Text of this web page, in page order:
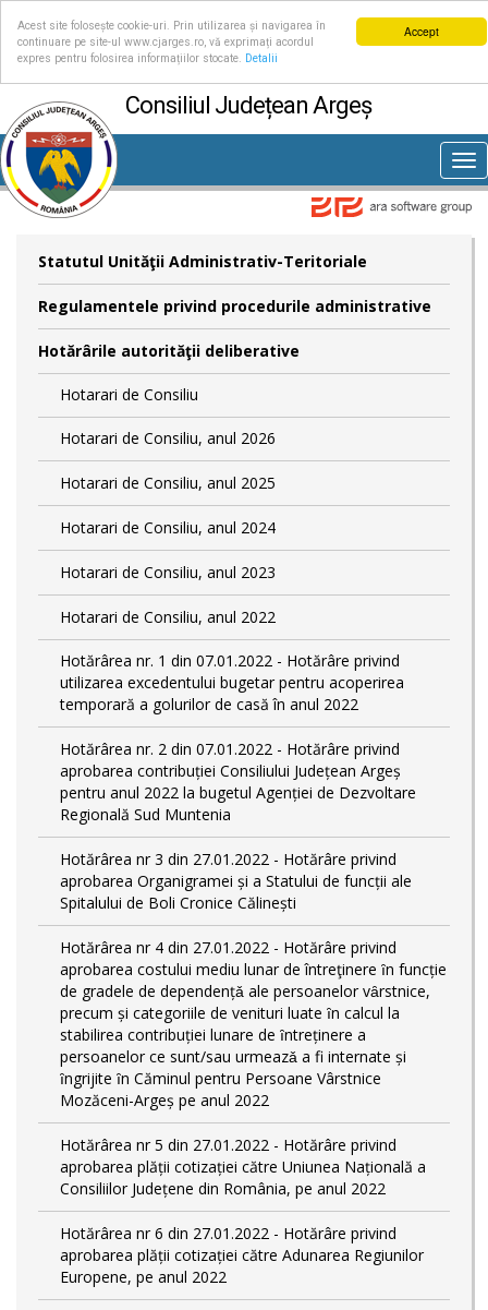
Accept
Acest site folosește cookie-uri. Prin utilizarea și navigarea în
continuare pe site-ul www.cjarges.ro, vă exprimați acordul
expres pentru folosirea informațiilor stocate.
Detalii
Consiliul Județean Argeș
Statutul Unităţii Administrativ-Teritoriale
Regulamentele privind procedurile administrative
Hotărârile autorităţii deliberative
Hotarari de Consiliu
Hotarari de Consiliu, anul 2026
Hotarari de Consiliu, anul 2025
Hotarari de Consiliu, anul 2024
Hotarari de Consiliu, anul 2023
Hotarari de Consiliu, anul 2022
Hotărârea nr. 1 din 07.01.2022 - Hotărâre privind
utilizarea excedentului bugetar pentru acoperirea
temporară a golurilor de casă în anul 2022
Hotărârea nr. 2 din 07.01.2022 - Hotărâre privind
aprobarea contribuției Consiliului Județean Argeș
pentru anul 2022 la bugetul Agenției de Dezvoltare
Regională Sud Muntenia
Hotărârea nr 3 din 27.01.2022 - Hotărâre privind
aprobarea Organigramei și a Statului de funcții ale
Spitalului de Boli Cronice Călinești
Hotărârea nr 4 din 27.01.2022 - Hotărâre privind
aprobarea costului mediu lunar de întreţinere ȋn funcție
de gradele de dependențǎ ale persoanelor vȃrstnice,
precum și categoriile de venituri luate ȋn calcul la
stabilirea contribuției lunare de ȋntreținere a
persoanelor ce sunt/sau urmeazǎ a fi internate și
ȋngrijite ȋn Căminul pentru Persoane Vârstnice
Mozăceni-Argeș pe anul 2022
Hotărârea nr 5 din 27.01.2022 - Hotărâre privind
aprobarea plății cotizației către Uniunea Națională a
Consiliilor Județene din România, pe anul 2022
Hotărârea nr 6 din 27.01.2022 - Hotărâre privind
aprobarea plății cotizației către Adunarea Regiunilor
Europene, pe anul 2022